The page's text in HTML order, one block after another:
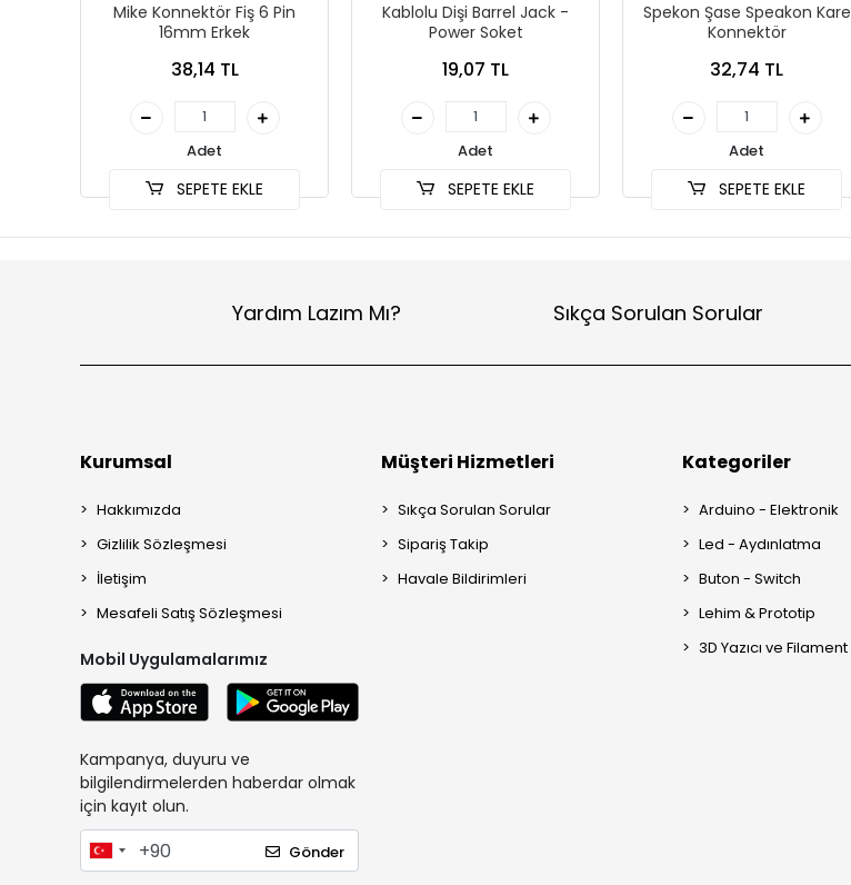
Mike Konnektör Fiş 6 Pin
16mm Erkek
38,14 TL
Adet
SEPETE EKLE
Kablolu Dişi Barrel Jack -
Power Soket
19,07 TL
Adet
SEPETE EKLE
Spekon Şase Speakon Kare
Konnektör
32,74 TL
Adet
SEPETE EKLE
Yardım Lazım Mı? Sıkça Sorulan Sorular
Kurumsal
Hakkımızda
Gizlilik Sözleşmesi
İletişim
Mesafeli Satış Sözleşmesi
Mobil Uygulamalarımız
Kampanya, duyuru ve
bilgilendirmelerden haberdar olmak
için kayıt olun.
Gönder
Müşteri Hizmetleri
Sıkça Sorulan Sorular
Sipariş Takip
Havale Bildirimleri
Kategoriler
Arduino - Elektronik
Led - Aydınlatma
Buton - Switch
Lehim & Prototip
3D Yazıcı ve Filament